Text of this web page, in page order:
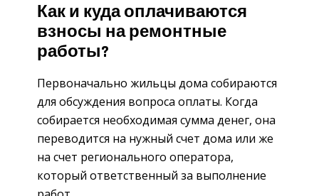
Как и куда оплачиваются
взносы на ремонтные
работы?
Первоначально жильцы дома собираются
для обсуждения вопроса оплаты. Когда
собирается необходимая сумма денег, она
переводится на нужный счет дома или же
на счет регионального оператора,
который ответственный за выполнение